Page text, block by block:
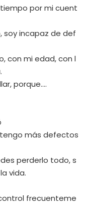
por mi cuent
soy incapaz de def
con mi edad, con l
porque….
más defectos
perderlo todo, s
vida.
frecuenteme